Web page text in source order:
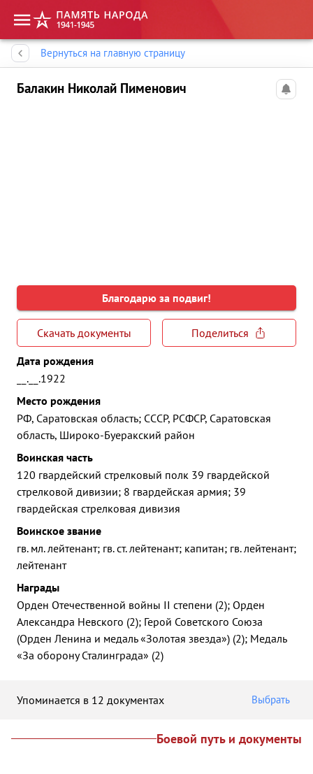
Вернуться на главную страницу
Балакин Николай Пименович
Благодарю за подвиг!
Скачать документы
Поделиться
Дата рождения
__.__.1922
Место рождения
РФ, Саратовская область; СССР, РСФСР, Саратовская
область, Широко-Буеракский район
Воинская часть
120 гвардейский стрелковый полк 39 гвардейской
стрелковой дивизии; 8 гвардейская армия; 39
гвардейская стрелковая дивизия
Воинское звание
гв. мл. лейтенант; гв. ст. лейтенант; капитан; гв. лейтенант;
лейтенант
Награды
Орден Отечественной войны II степени (2); Орден
Александра Невского (2); Герой Советского Союза
(Орден Ленина и медаль «Золотая звезда») (2); Медаль
«За оборону Сталинграда» (2)
Упоминается в 12 документах Выбрать
Боевой путь и документы
Память народа